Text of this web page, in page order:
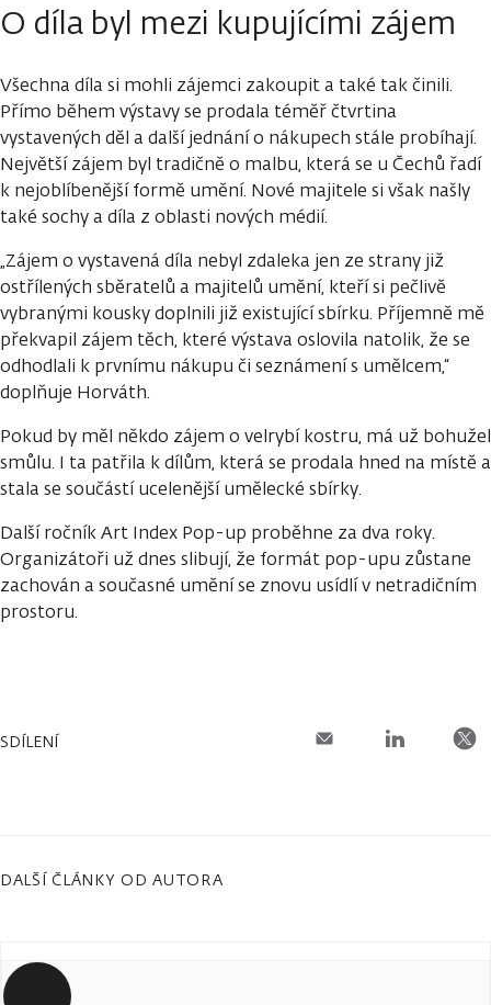
O díla byl mezi kupujícími zájem
Všechna díla si mohli zájemci zakoupit a také tak činili.
Přímo během výstavy se prodala téměř čtvrtina
vystavených děl a další jednání o nákupech stále probíhají.
Největší zájem byl tradičně o malbu, která se u Čechů řadí
k nejoblíbenější formě umění. Nové majitele si však našly
také sochy a díla z oblasti nových médií.
„Zájem o vystavená díla nebyl zdaleka jen ze strany již
ostřílených sběratelů a majitelů umění, kteří si pečlivě
vybranými kousky doplnili již existující sbírku. Příjemně mě
překvapil zájem těch, které výstava oslovila natolik, že se
odhodlali k prvnímu nákupu či seznámení s umělcem,“
doplňuje Horváth.
Pokud by měl někdo zájem o velrybí kostru, má už bohužel
smůlu. I ta patřila k dílům, která se prodala hned na místě a
stala se součástí ucelenější umělecké sbírky.
Další ročník Art Index Pop-up proběhne za dva roky.
Organizátoři už dnes slibují, že formát pop-upu zůstane
zachován a současné umění se znovu usídlí v netradičním
prostoru.
SDÍLENÍ
DALŠÍ ČLÁNKY OD AUTORA